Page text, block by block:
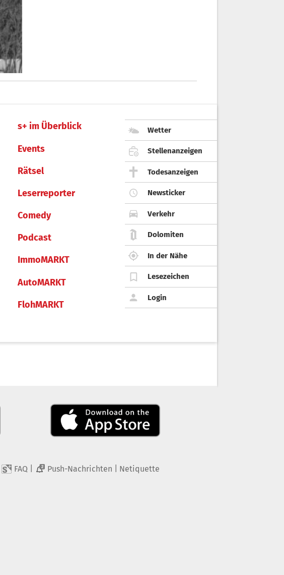
s+ im Überblick
Events
Rätsel
Leserreporter
Comedy
Podcast
ImmoMARKT
AutoMARKT
FlohMARKT
Wetter
Stellenanzeigen
Todesanzeigen
Newsticker
Verkehr
Dolomiten
In der Nähe
Lesezeichen
Login
FAQ 2 Push-Nachrichten Netiquette